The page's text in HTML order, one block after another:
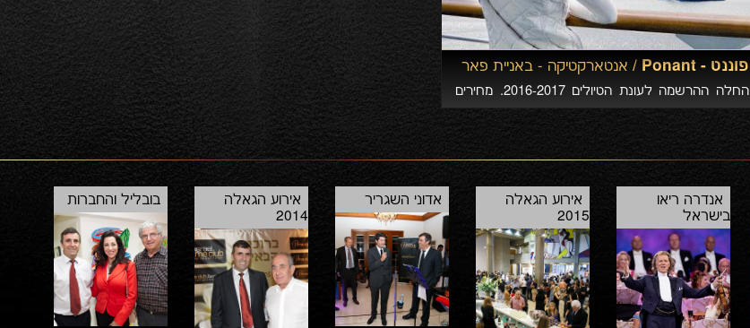
פוננט - Ponant / אנטארקטיקה - באניית פאר
החלה ההרשמה לעונת הטיולים 2016-2017. מחירים
מיוחדים לטיול לאנטארקטיקה באניות הפאר של
בובליל והחברות
אירוע הגאלה
2014
אדוני השגריר
אירוע הגאלה
2015
אנדרה ריאו
בישראל